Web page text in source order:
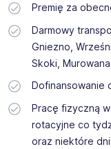
Premię za
Darmowy
Gniezno,
Skoki,
Dofinansowanie
Pracę fizyczną
rotacyjne co
oraz niektóre